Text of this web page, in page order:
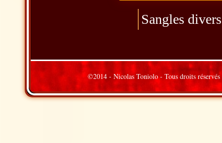
Sangles
©2014 - Nicolas Toniolo- Tous